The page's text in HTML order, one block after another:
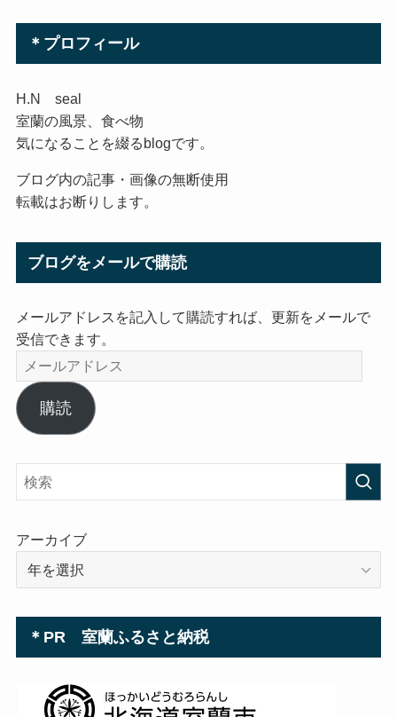
＊プロフィール
H.N seal
室蘭の風景、食べ物
気になることを綴るblogです。
ブログ内の記事・画像の無断使用
転載はお断りします。
ブログをメールで購読
メールアドレスを記入して購読すれば、更新をメールで
受信できます。
メ
ー
ル
ア
ス
購読
アーカイブ
＊PR 室蘭ふるさと納税